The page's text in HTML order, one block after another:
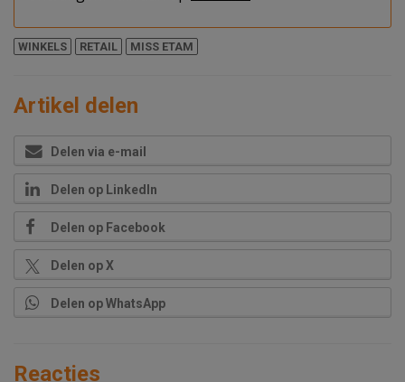
WINKELS RETAIL MISS ETAM
Artikel delen
Delen via e-mail
Delen op LinkedIn
Delen op Facebook
Delen op X
Delen op WhatsApp
Reacties